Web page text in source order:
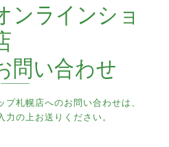
ンラインショ
問い合わせ
札幌店へのお問い合わせは、
力の上お送りください。